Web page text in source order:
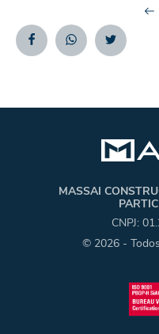
FacebookWhatsappTwitter
MASSAI
CNPJ:
© 2026 -